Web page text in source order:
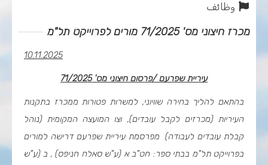
وظائف
מכרז חיצוני מס' 71/2025 מורים לפרוייקט תל"מ
10.11.2025
עיריית שפרעם /פרסום חיצוני מס' 71/2025
בהתאם להליך בחירה שוויוני, למשרות פטורות ממכרז בתקנות
העיריות (מכרזים לקבל עובדים), וצו המועצה המקומית (נוהל
קבלת עובדים לעבודה) מפרסמת עיריית שפרעם דרישה למורים
בפרוייקט תל"מ בבתי ספר: חט"ב א (ע"ש סאלח חניפס) , ב )ע"ש